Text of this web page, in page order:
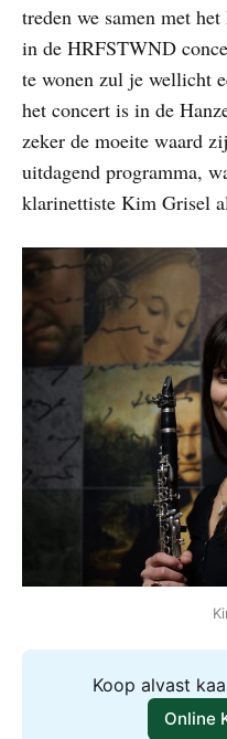
treden we samen met
in de HRFSTWND
te wonen zul je wellicht
het concert is in de
zeker de moeite waard
uitdagend programma,
klarinettiste Kim Grisel
Koop alvast
Online